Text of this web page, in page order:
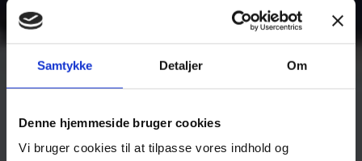
Samtykke Detaljer Om
Denne hjemmeside bruger cookies
Vi bruger cookies til at tilpasse vores indhold og